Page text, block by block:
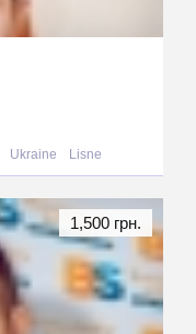
Ukraine Lisne
1,500 грн.